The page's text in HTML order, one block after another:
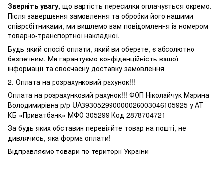
Зверніть увагу, що вартість пересилки оплачується окремо.
Після завершення замовлення та обробки його нашими
співробітниками, ми вишлемо вам повідомлення із номером
товарно-транспортної накладної.
Будь-який спосіб оплати, який ви оберете, є абсолютно
безпечним. Ми гарантуємо конфіденційність вашої
інформації та своєчасну доставку замовлення.
2. Оплата на розрахунковий рахунок!!!
Оплата на розрахунковий рахунок!!! ФОП Ніколайчук Марина
Володимирівна р/р UA393052990000026003046105925 у АТ
КБ «Приватбанк» МФО 305299 Код 2878704721
За будь яких обставин перевіяйте товар на пошті, не
дивлячись, яка форма оплати!
Відправляємо товари по території України